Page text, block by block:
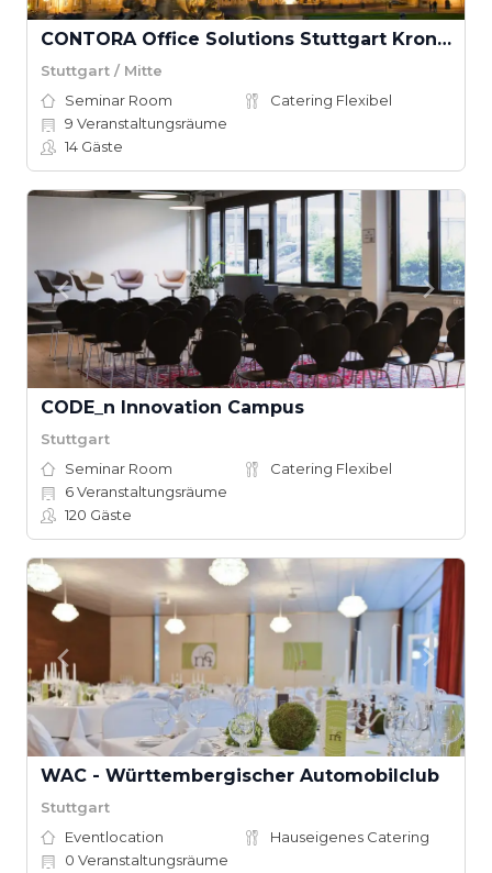
CONTORA Office Solutions Stuttgart Kronprinzenpalais
Stuttgart / Mitte
Seminar Room
Catering Flexibel
9 Veranstaltungsräume
14 Gäste
CODE_n Innovation Campus
Stuttgart
Seminar Room
Catering Flexibel
6Veranstaltungsräume
120 Gäste
WAC - Württembergischer Automobilclub
Stuttgart
Eventlocation
Hauseigenes Catering
0 Veranstaltungsräume